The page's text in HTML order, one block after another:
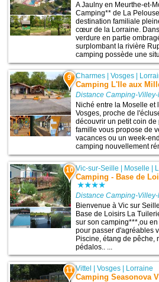
A Jaulny en Meurthe-et-
Camping** de La
destination familiale
cœur de la Lorraine.
verdure en partie
surplombant la rivière
camping possède une
9 Charmes |Vosges
Camping L'Ile aux
Distance Camping-
Niché entre la Moselle et
Vosges, proche de
découvrir un petit coin de
famille vous propose de
vacances ou un week-
camping nouvellement
10 Vic-sur-Seille | Moselle |
Camping - Base de
Distance Camping-
Bienvenue à Vic sur
Base de Loisirs La
sur son camping***,ou
pour passer d'agréables
Piscine, étang de pêche,
pédalos.. ...
11 Vittel |Vosges | Lorraine
Camping Seasonova